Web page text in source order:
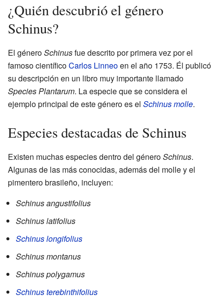
¿Quién descubrió el género
Schinus?
El géneroSchinusfue descrito por primera vez por el
famoso científicoCarlos Linneoen el año 1753. Él publicó
su descripción en un libro muy importante llamado
Species Plantarum. La especie que se considera el
ejemplo principal de este género es el Schinus molle.
Especies destacadas de Schinus
Existen muchas especies dentro del géneroSchinus.
Algunas de las más conocidas, además del molle y el
pimentero brasileño, incluyen:
Schinus angustifolius
Schinus latifolius
Schinus longifolius
Schinus montanus
Schinus polygamus
Schinus terebinthifolius